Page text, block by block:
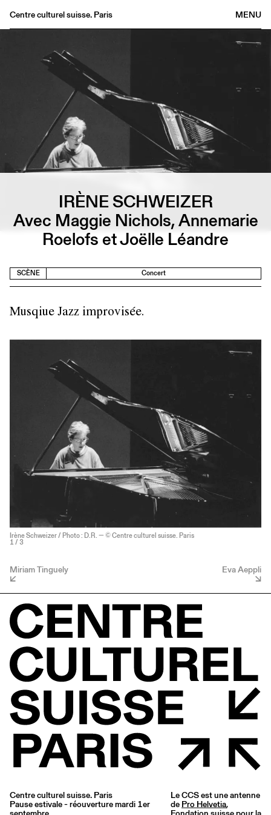
MENU
Centre culturel suisse. Paris
Médiathèque
Informations
FR/EN
IRÈNE SCHWEIZER
Avec Maggie Nichols, Annemarie
Roelofs et Joëlle Léandre
SCÈNE Concert
Musqiue Jazz improvisée.
Irène Schweizer / Photo : D.R. — © Centre culturel suisse. Paris
1 / 3
Miriam Tinguely Eva Aeppli
Centre culturel suisse. Paris
Pause estivale - réouverture mardi 1er
Le CCS est une antenne
de Pro Helvetia,